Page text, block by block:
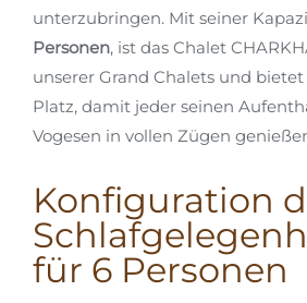
unterzubringen. Mit seiner
Personen, ist das Chalet
unserer Grand Chalets und
Platz, damit jeder seinen
Vogesen in vollen Zügen
Konfiguration
für 6 Personen